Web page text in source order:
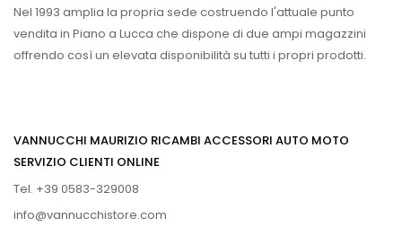
Nel 1993 amplia la propria sede costruendo l'attuale punto
vendita in Piano a Lucca che dispone di due ampi magazzini
offrendo così un elevata disponibilità su tutti i propri prodotti.
VANNUCCHI MAURIZIO RICAMBI ACCESSORI AUTO MOTO
SERVIZIO CLIENTI ONLINE
Tel. +39 0583-329008
info@vannucchistore.com